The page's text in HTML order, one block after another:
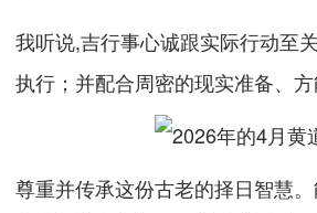
我听说,吉行事心诚跟实际行动至
执行；并配合周密的现实准备、
尊重并传承这份古老的择日智慧